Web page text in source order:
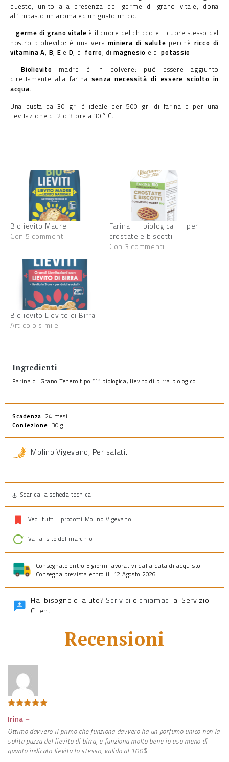
questo, unito alla presenza del germe di grano vitale, dona
all’impasto un aroma ed un gusto unico.
Ilgerme di grano vitale è il cuore del chicco e il cuore stesso del
nostro biolievito: è una veraminiera di salute perché ricco di
vitamina A, B, E e D, di ferro, dimagnesio e dipotassio.
IlBiolievito madre è in polvere: può essere aggiunto
direttamente alla farina senza necessità di essere sciolto in
acqua.
Una busta da 30 gr. è ideale per 500 gr. di farina e per una
lievitazione di 2 o 3 ore a 30° C.
Biolievito Madre
Con 5 commenti
Farina biologica per
crostate e biscotti
Con 3 commenti
Biolievito Lievito di Birra
Articolo simile
Ingredienti
Farina di Grano Tenero tipo “1” biologica, lievito di birra biologico.
Scadenza 24 mesi
Confezione 30 g
Molino Vigevano, Per salati.
Scarica la scheda tecnica
Vedi tutti i prodotti Molino Vigevano
Vai al sito del marchio
Consegnato entro 5 giorni lavorativi dalla data di acquisto.
Consegna prevista entro il: 12 Agosto 2026
Hai bisogno di aiuto? Scrivici o chiamaci al Servizio
Clienti
Recensioni
su 5
Irina –
Ottimo davvero il primo che funziona davvero ha un porfumo unico non la
solita puzza del lievito di birra, e funziona molto bene io uso meno di
quanto indicato lievita lo stesso, valido al 100%